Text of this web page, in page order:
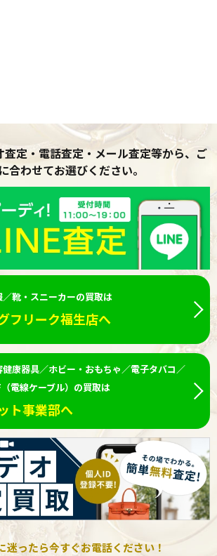
査定・電話査定・メール査定等から、ご
合わせてお選びください。
／靴・スニーカーの買取は
フリーク福生店へ
健康器具／ホビー・おもちゃ／電子タバコ／
電線ケーブル）の買取は
ト事業部へ
迷ったら今すぐお電話ください！